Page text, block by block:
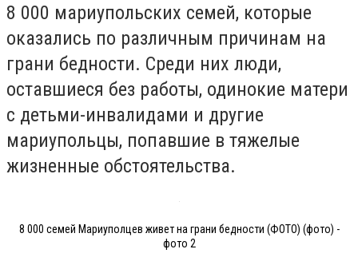
8 000 мариупольских семей, которые
оказались по различным причинам на
грани бедности. Среди них люди,
оставшиеся без работы, одинокие матери
с детьми-инвалидами и другие
мариупольцы, попавшие в тяжелые
жизненные обстоятельства.
8 000 семей Мариуполцев живет на грани бедности (ФОТО) (фото) -
фото 2